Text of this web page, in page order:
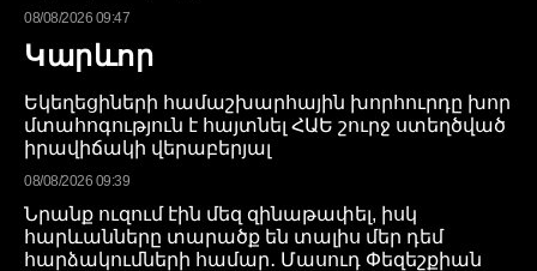
08/08/2026 09:47
Կարևոր
Եկեղեցիների համաշխարհային խորհուրդը խոր
մտահոգություն է հայտնել ՀԱԵ շուրջ ստեղծված
իրավիճակի վերաբերյալ
08/08/2026 09:39
Նրանք ուզում էին մեզ զինաթափել, իսկ
հարևանները տարածք են տալիս մեր դեմ
հարձակումների համար․ Մասուդ Փեզեշքիան